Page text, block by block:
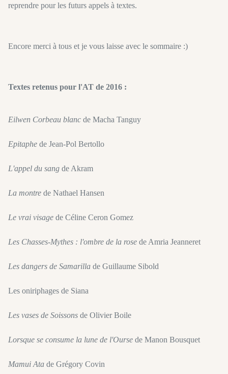
reprendre pour les futurs appels à textes.
Encore merci à tous et je vous laisse avec le sommaire :)
Textes retenus pour l'AT de 2016 :
Eilwen Corbeau blanc de Macha Tanguy
Epitaphe de Jean-Pol Bertollo
L'appel du sang de Akram
La montre de Nathael Hansen
Le vrai visage de Céline Ceron Gomez
Les Chasses-Mythes : l'ombre de la rose de Amria Jeanneret
Les dangers de Samarilla de Guillaume Sibold
Les oniriphages de Siana
Les vases de Soissons de Olivier Boile
Lorsque se consume la lune de l'Ourse de Manon Bousquet
Mamui Ata de Grégory Covin